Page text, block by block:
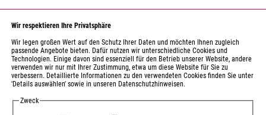
Wir respektieren Ihre Privatsphäre
Wir legen großen Wert auf den Schutz Ihrer Daten und möchten Ihnen zugleich
passende Angebote bieten. Dafür nutzen wir unterschiedliche Cookies und
Technologien. Einige davon sind essenziell für den Betrieb unserer Website, andere
verwenden wir nur mit Ihrer Zustimmung, etwa um diese Website für Sie zu
verbessern. Detaillierte Informationen zu den verwendeten Cookies finden Sie unter
'Details auswählen' sowie in unseren Datenschutzhinweisen.
Zweck